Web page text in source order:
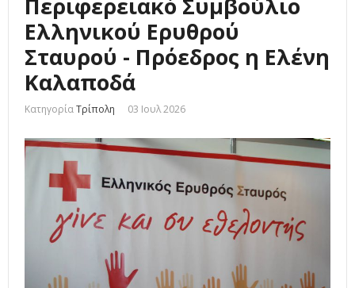
Ελληνικού Ερυθρού
Σταυρού - Πρόεδρος η Ελένη
Καλαποδά
ΚατηγορίαΤρίπολη 03 Ιουλ 2026